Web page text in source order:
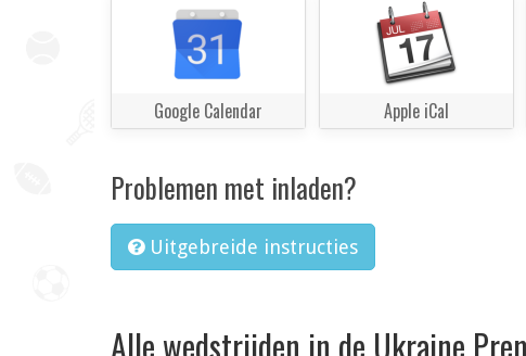
Google Calendar Apple iCal
Problemen met inladen?
Uitgebreide instructies
Alle wedstrijden in de Ukraine